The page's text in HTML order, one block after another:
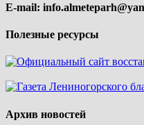
E-mail:
Полезные ресурсы
Архив новостей